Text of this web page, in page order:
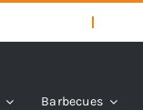
Barbecues